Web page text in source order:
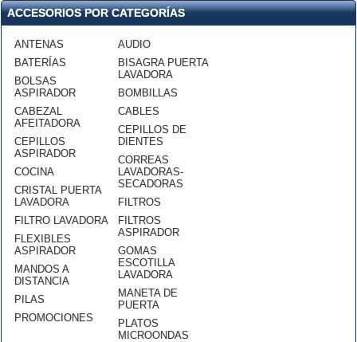
ACCESORIOS POR CATEGORÍAS
ANTENAS
BATERÍAS
BOLSAS
ASPIRADOR
CABEZAL
AFEITADORA
CEPILLOS
ASPIRADOR
COCINA
CRISTAL PUERTA
LAVADORA
FILTRO LAVADORA
FLEXIBLES
ASPIRADOR
MANDOS A
DISTANCIA
PILAS
PROMOCIONES
AUDIO
BISAGRA PUERTA
LAVADORA
BOMBILLAS
CABLES
CEPILLOS DE
DIENTES
CORREAS
LAVADORAS-
SECADORAS
FILTROS
FILTROS
ASPIRADOR
GOMAS
ESCOTILLA
LAVADORA
MANETA DE
PUERTA
PLATOS
MICROONDAS